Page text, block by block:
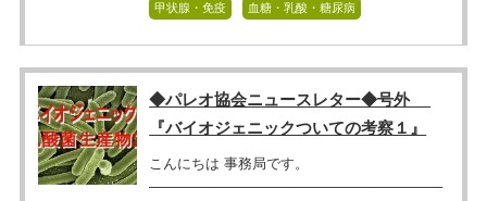
甲状腺・免疫
血糖・乳酸・糖尿病
◆パレオ協会ニュースレター◆号外
『バイオジェニックついての考察１』
こんにちは 事務局です。
──────────────────────────────